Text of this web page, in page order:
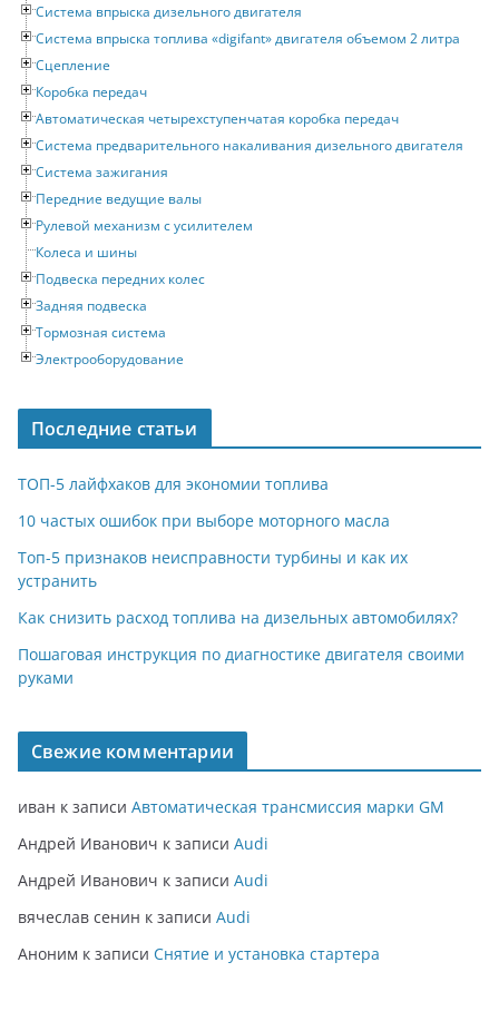
Система впрыска дизельного двигателя
Система впрыска топлива «digifant» двигателя объемом 2 литра
Сцепление
Коробка передач
Автоматическая четырехступенчатая коробка передач
Система предварительного накаливания дизельного двигателя
Система зажигания
Передние ведущие валы
Рулевой механизм с усилителем
Колеса и шины
Подвеска передних колес
Задняя подвеска
Тормозная система
Электрооборудование
Последние статьи
ТОП-5 лайфхаков для экономии топлива
10 частых ошибок при выборе моторного масла
Топ-5 признаков неисправности турбины и как их
устранить
Как снизить расход топлива на дизельных автомобилях?
Пошаговая инструкция по диагностике двигателя своими
руками
Свежие комментарии
иван к записи Автоматическая трансмиссия марки GM
Андрей Иванович к записи Audi
Андрей Иванович к записи Audi
вячеслав сенин к записи Audi
Аноним к записи Снятие и установка стартера